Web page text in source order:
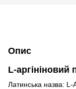
Опис
L-
Латинська назва: L-